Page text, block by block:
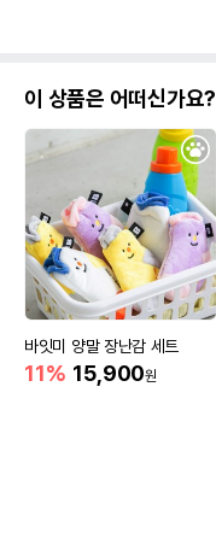
이 상품은 어떠신가요?
바잇미 양말 장난감 세트
11% 15,900원